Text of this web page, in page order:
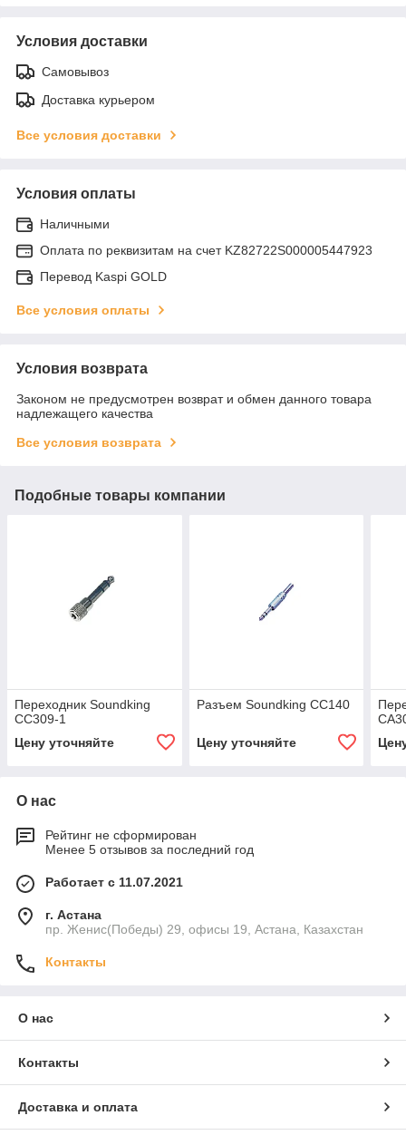
Условия доставки
Самовывоз
Доставка курьером
Все условия доставки
Условия оплаты
Наличными
Оплата по реквизитам на счет KZ82722S000005447923
Перевод Kaspi GOLD
Все условия оплаты
Условия возврата
Законом не предусмотрен возврат и обмен данного товара
надлежащего качества
Все условия возврата
Подобные товары компании
Переходник Soundking
CC309-1
Цену уточняйте
Разъем Soundking CC140
Цену уточняйте
О нас
Рейтинг не сформирован
Менее 5 отзывов за последний год
Работает с 11.07.2021
г. Астана
пр. Женис(Победы) 29, офисы 19, Астана, Казахстан
Контакты
О нас
Контакты
Доставка и оплата